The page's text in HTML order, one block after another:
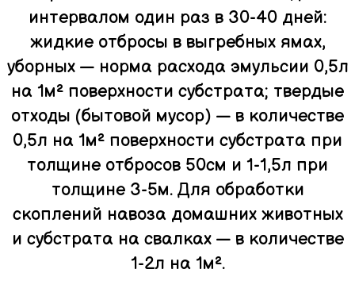
интервалом один раз в 30-40 дней:
жидкие отбросы в выгребных ямах,
уборных — норма расхода эмульсии 0,5л
на 1м² поверхности субстрата; твердые
отходы (бытовой мусор) — в количестве
0,5л на 1м² поверхности субстрата при
толщине отбросов 50см и 1-1,5л при
толщине 3-5м. Для обработки
скоплений навоза домашних животных
и субстрата на свалках — в количестве
1-2л на 1м².